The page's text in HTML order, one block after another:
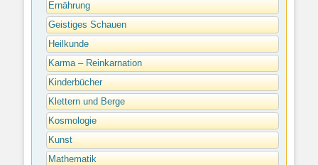
Ernährung
Geistiges Schauen
Heilkunde
Karma – Reinkarnation
Kinderbücher
Klettern und Berge
Kosmologie
Kunst
Mathematik